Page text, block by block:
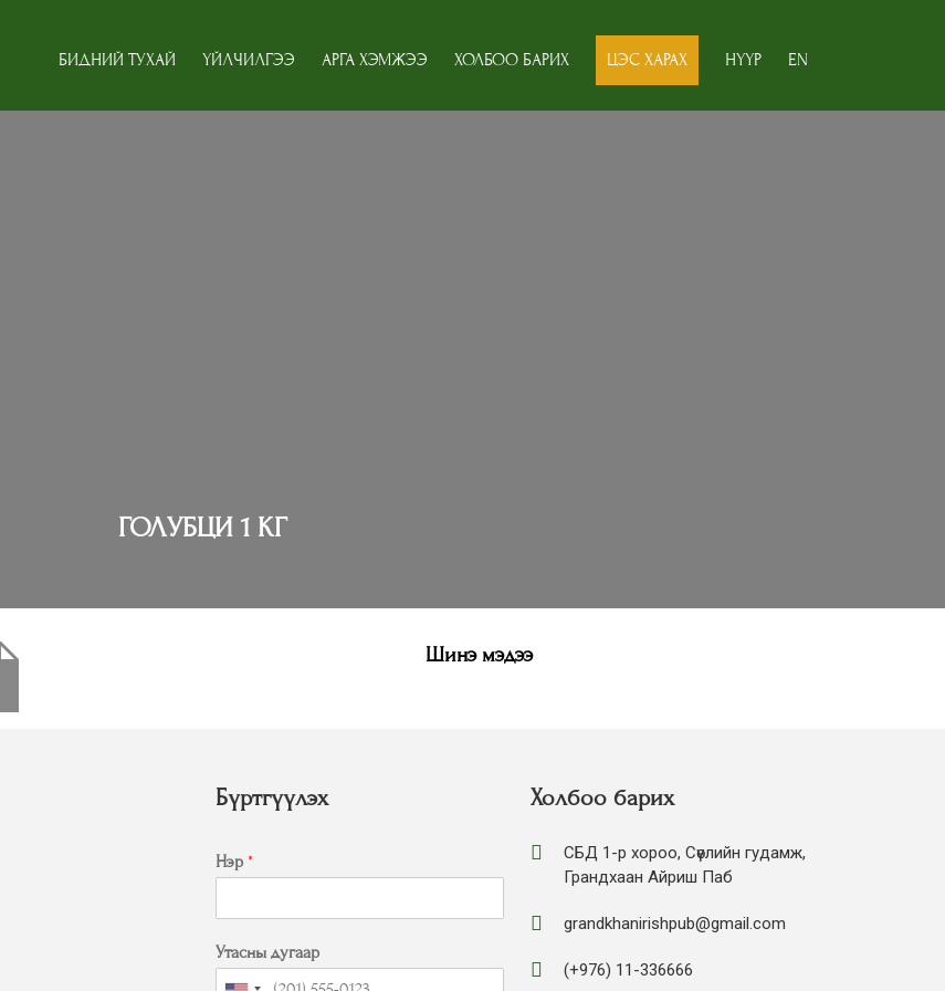
БИДНИЙ ТУХАЙ ҮЙЛЧИЛГЭЭ АРГА ХЭМЖЭЭ ХОЛБОО БАРИХ ЦЭС ХАРАХ НҮҮР EN
ГОЛУБЦИ 1 КГ
Шинэ мэдээ
Бүртгүүлэх
Нэр *
Утасны дугаар
Холбоо барих
СБД 1-р хороо, Сөүлийн гудамж,
Грандхаан Айриш Паб
grandkhanirishpub@gmail.com
(+976) 11-336666